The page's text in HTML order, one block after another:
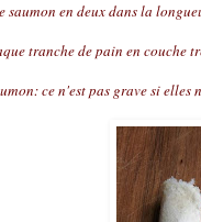
saumon en deux dans la
tranche de pain en couche
ce n'est pas grave si